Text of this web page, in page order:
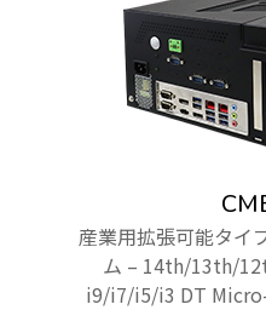
産業用拡張可能タイ
ム – 14th/13th/
i9/i7/i5/i3 DT